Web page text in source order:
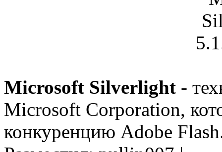
Microsoft Silverlight -
Microsoft Corporation,
конкуренцию Adobe